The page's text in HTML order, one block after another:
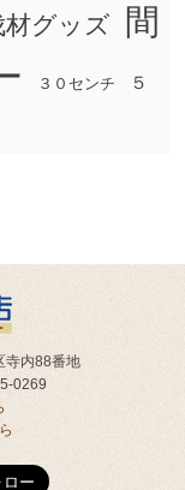
材グッズ
間
３０センチ
５
寺内88番地
0269